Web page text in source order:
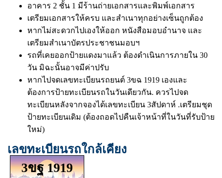
อาคาร 2 ชั้น 1 มีร้านถ่ายเอกสารและพิมพ์เอกสาร
เตรียมเอกสารให้ครบ และสำเนาทุกอย่างเซ็นถูกต้อง
หากไม่สะดวกไปเองให้ออก หนังสือมอบอำนาจ และ
เตรียมสำเนาบัตรประชาชนมอบฯ
รถที่เคยออกป้ายแดงมาแล้ว ต้องดำเนินการภายใน 30
วัน มิฉะนั้นอาจมีค่าปรับ
หากไปจดเลขทะเบียนรถยนต์ 3ขฉ 1919 เองและ
ต้องการป้ายทะเบียนรถในวันเดียวกัน. ควรไปจด
ทะเบียนหลังจากจองได้เลขทะเบียน 3สัปดาห์ .เตรียมชุด
ป้ายทะเบียนเดิม (ต้องถอดไปคืนเจ้าหน้าที่ในวันที่รับป้าย
ใหม่)
เลขทะเบียนรถใกล้เคียง
3ขฐ 1919